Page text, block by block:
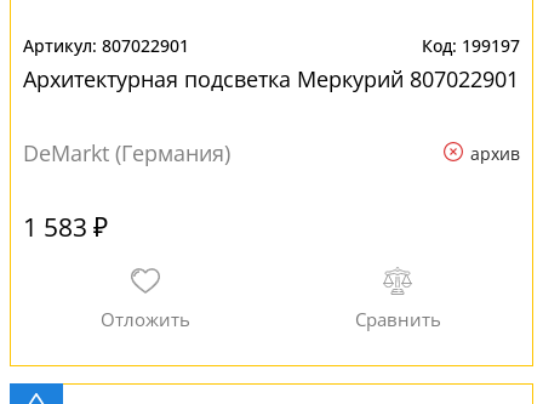
807022901 199197
Архитектурная подсветка Меркурий 807022901
DeMarkt (Германия) архив
1 583 ₽